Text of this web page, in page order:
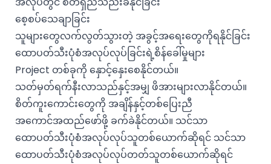
စေ့စပ်သေချာခြင်း
သူများတွေလက်လွတ်သွားတဲ့ အခွင့်အရေးတွေကိုရနိုင်ခြင်း
ထောပတ်သီးပုံစံအလုပ်လုပ်ခြင်းရဲ့စိန်ခေါ်မှုများ
Project တစ်ခုကို နှောင့်နှေးစေနိုင်တယ်။
သတ်မှတ်ရက်နီးလာသည်နှင့်အမျှ ဖိအားများလာနိုင်တယ်။
စိတ်ကူးကောင်းတွေကို အချိန်နှင့်တစ်ပြေးညီ
အကောင်အထည်ဖော်ဖို့ ခက်ခဲနိုင်တယ်။ သင်သာ
ထောပတ်သီးပုံစံအလုပ်လုပ်သူတစ်ယောက်ဆိုရင် သင်သာ
ထောပတ်သီးပုံစံအလုပ်လုပ်တတ်သူတစ်ယောက်ဆိုရင်